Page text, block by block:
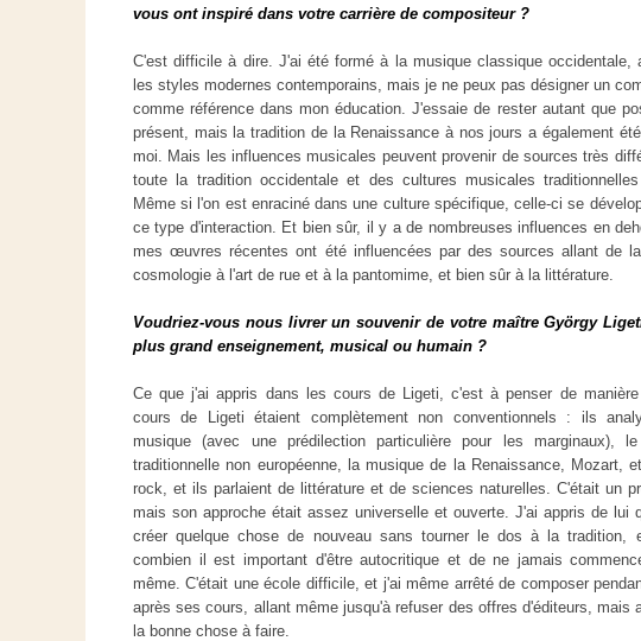
vous ont inspiré dans votre carrière de compositeur ?
C'est difficile à dire. J'ai été formé à la musique classique occidentale,
les styles modernes contemporains, mais je ne peux pas désigner un
comme référence dans mon éducation. J'essaie de rester autant que
présent, mais la tradition de la Renaissance à nos jours a également
moi. Mais les influences musicales peuvent provenir de sources très
toute la tradition occidentale et des cultures musicales traditionnelles
Même si l'on est enraciné dans une culture spécifique, celle-ci se
ce type d'interaction. Et bien sûr, il y a de nombreuses influences en
mes œuvres récentes ont été influencées par des sources allant de
cosmologie à l'art de rue et à la pantomime, et bien sûr à la littérature.
Voudriez-vous nous livrer un souvenir de votre maître György
plus grand enseignement, musical ou humain ?
Ce que j'ai appris dans les cours de Ligeti, c'est à penser de manière
cours de Ligeti étaient complètement non conventionnels : ils
musique (avec une prédilection particulière pour les marginaux),
traditionnelle non européenne, la musique de la Renaissance, Mozart,
rock, et ils parlaient de littérature et de sciences naturelles. C'était un
mais son approche était assez universelle et ouverte. J'ai appris de lui
créer quelque chose de nouveau sans tourner le dos à la tradition,
combien il est important d'être autocritique et de ne jamais
même. C'était une école difficile, et j'ai même arrêté de composer
après ses cours, allant même jusqu'à refuser des offres d'éditeurs, mais
la bonne chose à faire.